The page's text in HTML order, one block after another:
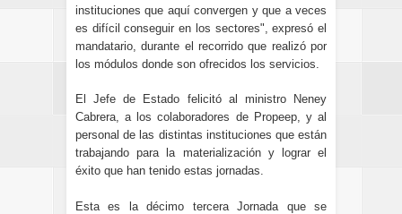
instituciones que aquí convergen y que a veces
es difícil conseguir en los sectores", expresó el
mandatario, durante el recorrido que realizó por
los módulos donde son ofrecidos los servicios.
El Jefe de Estado felicitó al ministro Neney
Cabrera, a los colaboradores de Propeep, y al
personal de las distintas instituciones que están
trabajando para la materialización y lograr el
éxito que han tenido estas jornadas.
Esta es la décimo tercera Jornada que se